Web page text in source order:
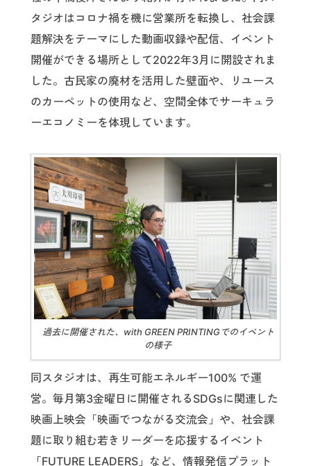
タジオはコロナ禍を機に営業所を転換し、社会課
題解決をテーマにした動画収録や配信、イベント
開催ができる場所として2022年3月に開設されま
した。古民家の廃材を活用した壁面や、リユース
のカーペットの使用など、空間全体でサーキュラ
ーエコノミーを体現しています。
過去に開催された、with GREEN PRINTINGでのイベント
の様子
同スタジオは、再生可能エネルギー100% で運
営。毎月第3金曜日に開催されるSDGsに関連した
映画上映会「映画でつながる交流会」や、社会課
題に取り組む若きリーダーを応援するイベント
「FUTURE LEADERS」など、情報発信プラット